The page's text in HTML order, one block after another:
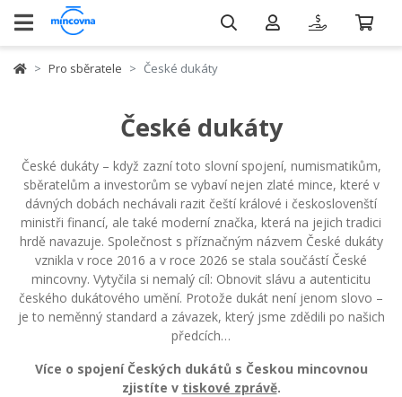
Pro sběratele České dukáty
České dukáty
České dukáty – když zazní toto slovní spojení, numismatikům,
sběratelům a investorům se vybaví nejen zlaté mince, které v
dávných dobách nechávali razit čeští králové i českoslovenští
ministři financí, ale také moderní značka, která na jejich tradici
hrdě navazuje. Společnost s příznačným názvem České dukáty
vznikla v roce 2016 a v roce 2026 se stala součástí České
mincovny. Vytyčila si nemalý cíl: Obnovit slávu a autenticitu
českého dukátového umění. Protože dukát není jenom slovo –
je to neměnný standard a závazek, který jsme zdědili po našich
předcích…
Více o spojení Českých dukátů s Českou mincovnou
zjistíte v tiskové zprávě.